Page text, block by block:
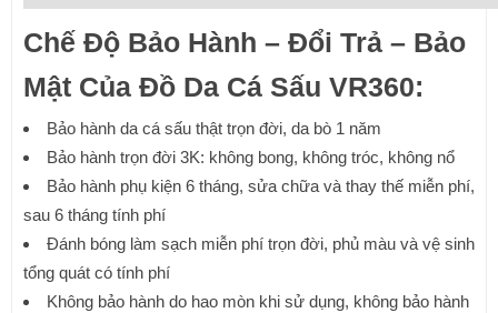
Chế Độ Bảo Hành – Đổi Trả – Bảo
Mật Của Đồ Da Cá Sấu VR360:
Bảo hành da cá sấu thật trọn đời, da bò 1 năm
Bảo hành trọn đời 3K: không bong, không tróc, không nổ
Bảo hành phụ kiện 6 tháng, sửa chữa và thay thế miễn phí,
sau 6 tháng tính phí
Đánh bóng làm sạch miễn phí trọn đời, phủ màu và vệ sinh
tổng quát có tính phí
Không bảo hành do hao mòn khi sử dụng, không bảo hành